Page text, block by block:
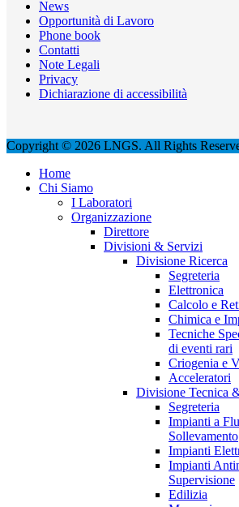
News
Opportunità di Lavoro
Phone book
Contatti
Note Legali
Privacy
Dichiarazione di accessibilità
Copyright © 2026 LNGS. All Rights
Home
Chi Siamo
I Laboratori
Organizzazione
Direttore
Divisioni & Servizi
Divisione Ricerca
Segreteria
Elettronica
Calcolo e
Chimica e
Tecniche
di eventi rari
Criogenia e
Acceleratori
Divisione Tecnica
Segreteria
Impianti a
Sollevamento
Impianti
Impianti
Supervisione
Edilizia